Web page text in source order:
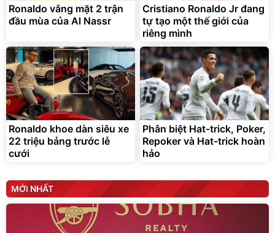
Đã bán nhiều
Ronaldo vắng mặt 2 trận
đầu mùa của Al Nassr
Cristiano Ronaldo Jr đang
tự tạo một thế giới của
riêng mình
Ronaldo khoe dàn siêu xe
22 triệu bảng trước lễ
cưới
Phân biệt Hat-trick, Poker,
Repoker và Hat-trick hoàn
hảo
MỚI NHẤT